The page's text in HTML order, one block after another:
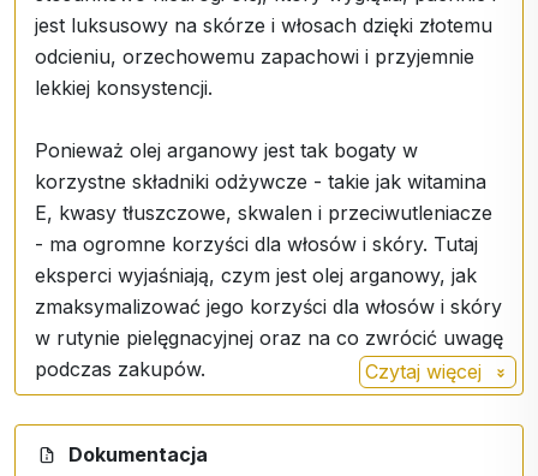
jest luksusowy na skórze i włosach dzięki złotemu
odcieniu, orzechowemu zapachowi i przyjemnie
lekkiej konsystencji.
Ponieważ olej arganowy jest tak bogaty w
korzystne składniki odżywcze - takie jak witamina
E, kwasy tłuszczowe, skwalen i przeciwutleniacze
- ma ogromne korzyści dla włosów i skóry. Tutaj
eksperci wyjaśniają, czym jest olej arganowy, jak
zmaksymalizować jego korzyści dla włosów i skóry
w rutynie pielęgnacyjnej oraz na co zwrócić uwagę
podczas zakupów.
Czym w ogóle jest olej arganowy?
"Wieloletnia praktyka polega na usuwaniu grubej
Czytaj więcej
Dokumentacja